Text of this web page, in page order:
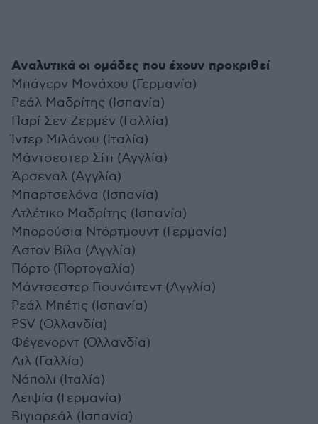
Αναλυτικά οι ομάδες που έχουν προκριθεί
Μπάγερν Μονάχου (Γερμανία)
Ρεάλ Μαδρίτης (Ισπανία)
Παρί Σεν Ζερμέν (Γαλλία)
Ίντερ Μιλάνου (Ιταλία)
Μάντσεστερ Σίτι (Αγγλία)
Άρσεναλ (Αγγλία)
Μπαρτσελόνα (Ισπανία)
Ατλέτικο Μαδρίτης (Ισπανία)
Μπορούσια Ντόρτμουντ (Γερμανία)
Άστον Βίλα (Αγγλία)
Πόρτο (Πορτογαλία)
Μάντσεστερ Γιουνάιτεντ (Αγγλία)
Ρεάλ Μπέτις (Ισπανία)
PSV (Ολλανδία)
Φέγενορντ (Ολλανδία)
Λιλ (Γαλλία)
Νάπολι (Ιταλία)
Λειψία (Γερμανία)
Βιγιαρεάλ (Ισπανία)